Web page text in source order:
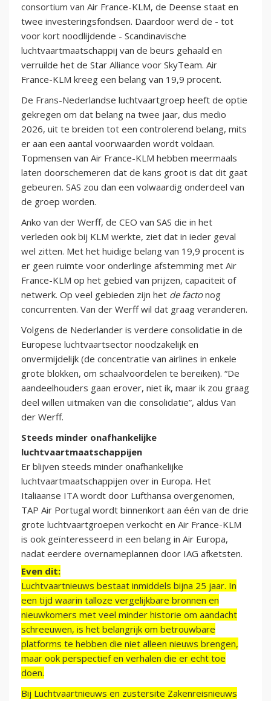
consortium van Air France-KLM, de Deense staat en
twee investeringsfondsen. Daardoor werd de - tot
voor kort noodlijdende - Scandinavische
luchtvaartmaatschappij van de beurs gehaald en
verruilde het de Star Alliance voor SkyTeam. Air
France-KLM kreeg een belang van 19,9 procent.
De Frans-Nederlandse luchtvaartgroep heeft de optie
gekregen om dat belang na twee jaar, dus medio
2026, uit te breiden tot een controlerend belang, mits
er aan een aantal voorwaarden wordt voldaan.
Topmensen van Air France-KLM hebben meermaals
laten doorschemeren dat de kans groot is dat dit gaat
gebeuren. SAS zou dan een volwaardig onderdeel van
de groep worden.
Anko van der Werff, de CEO van SAS die in het
verleden ook bij KLM werkte, ziet dat in ieder geval
wel zitten. Met het huidige belang van 19,9 procent is
er geen ruimte voor onderlinge afstemming met Air
France-KLM op het gebied van prijzen, capaciteit of
netwerk. Op veel gebieden zijn het de factonog
concurrenten. Van der Werff wil dat graag veranderen.
Volgens de Nederlander is verdere consolidatie in de
Europese luchtvaartsector noodzakelijk en
onvermijdelijk (de concentratie van airlines in enkele
grote blokken, om schaalvoordelen te bereiken). “De
aandeelhouders gaan erover, niet ik, maar ik zou graag
deel willen uitmaken van die consolidatie”, aldus Van
der Werff.
Steeds minder onafhankelijke
luchtvaartmaatschappijen
Er blijven steeds minder onafhankelijke
luchtvaartmaatschappijen over in Europa. Het
Italiaanse ITA wordt door Lufthansa overgenomen,
TAP Air Portugal wordt binnenkort aan één van de drie
grote luchtvaartgroepen verkocht en Air France-KLM
is ook geïnteresseerd in een belang in Air Europa,
nadat eerdere overnameplannen door IAG afketsten.
Even dit:
Luchtvaartnieuws bestaat inmiddels bijna 25 jaar. In
een tijd waarin talloze vergelijkbare bronnen en
nieuwkomers met veel minder historie om aandacht
schreeuwen, is het belangrijk om betrouwbare
platforms te hebben die niet alleen nieuws brengen,
maar ook perspectief en verhalen die er echt toe
doen.
Bij Luchtvaartnieuws en zustersite Zakenreisnieuws